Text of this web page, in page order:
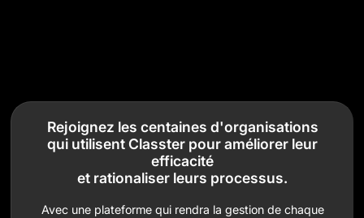
Rejoignez les centaines d'organisations
qui utilisent Classter pour améliorer leur
efficacité
et rationaliser leurs processus.
Avec une plateforme qui rendra la gestion de chaque